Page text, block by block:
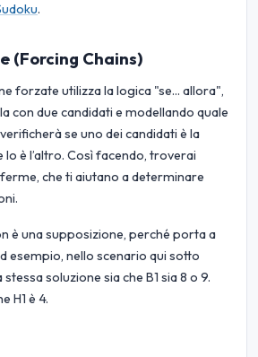
.
(Forcing Chains)
forzate utilizza la logica "se... allora",
con due candidati e modellando quale
se uno dei candidati è la
è l’altro. Così facendo, troverai
che ti aiutano a determinare
è una supposizione, perché porta a
esempio, nello scenario qui sotto
soluzione sia che B1 sia 8 o 9.
H1 è 4.